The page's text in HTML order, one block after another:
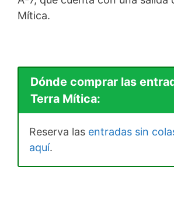
Mítica.
Dónde comprar las
Terra Mítica:
Reserva las entradas sin
aquí.